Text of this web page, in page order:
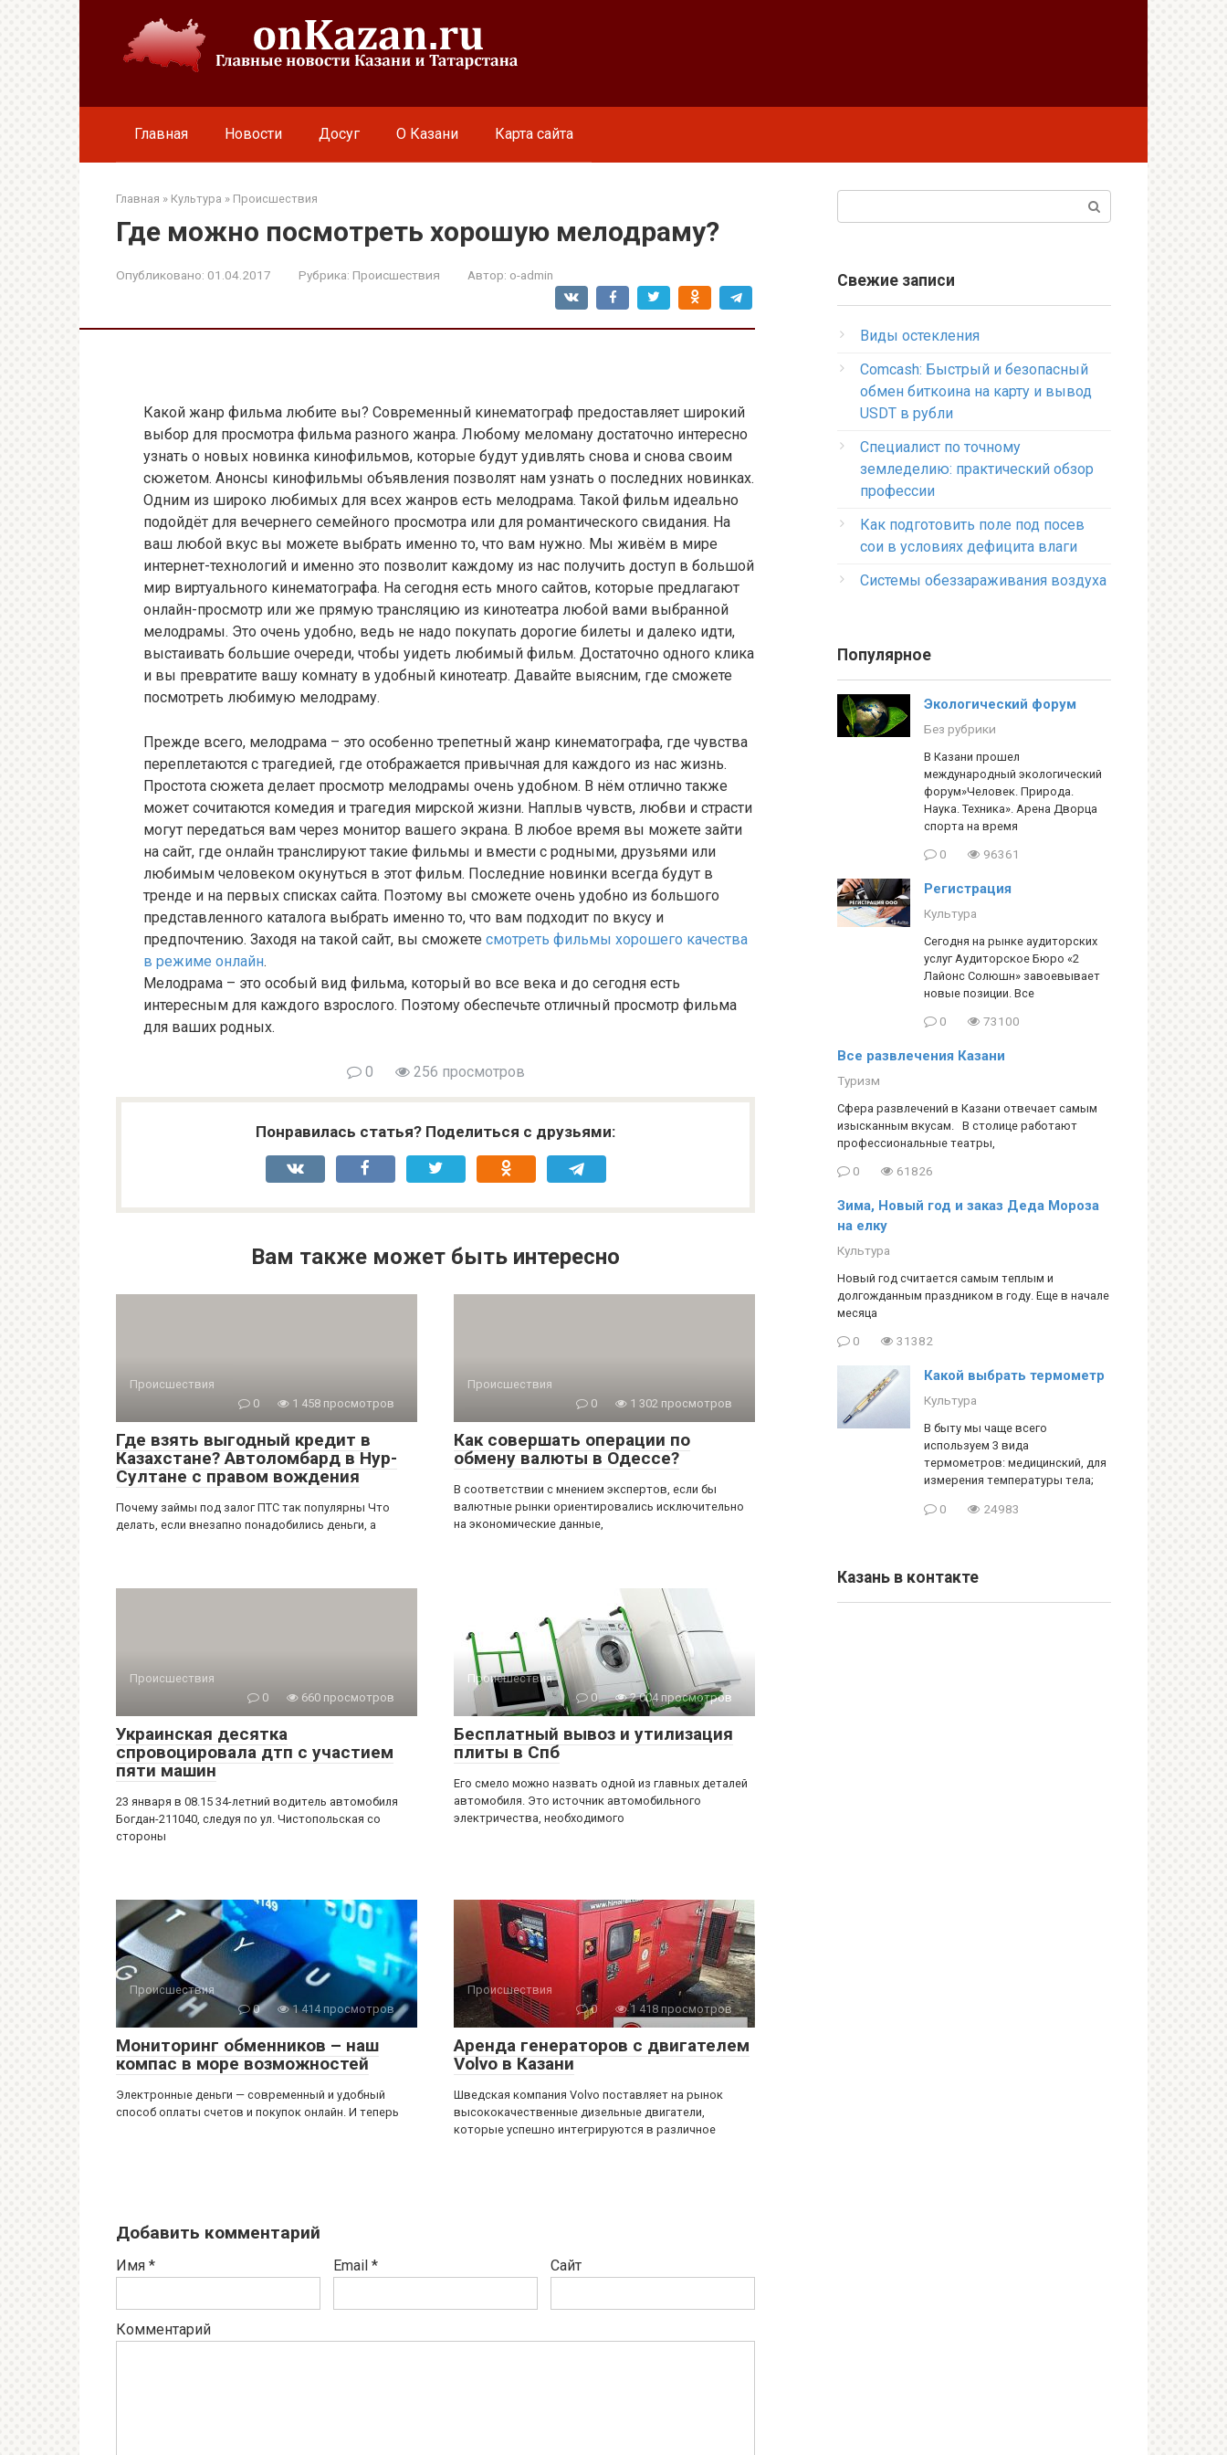
Главная Новости Досуг О Казани Карта сайта
Главная » Культура » Происшествия
Где можно посмотреть хорошую мелодраму?
Опубликовано: 01.04.2017 Рубрика: Происшествия Автор: o-admin
Какой жанр фильма любите вы? Современный кинематограф предоставляет широкий
выбор для просмотра фильма разного жанра. Любому меломану достаточно интересно
узнать о новых новинка кинофильмов, которые будут удивлять снова и снова своим
сюжетом. Анонсы кинофильмы объявления позволят нам узнать о последних новинках.
Одним из широко любимых для всех жанров есть мелодрама. Такой фильм идеально
подойдёт для вечернего семейного просмотра или для романтического свидания. На
ваш любой вкус вы можете выбрать именно то, что вам нужно. Мы живём в мире
интернет-технологий и именно это позволит каждому из нас получить доступ в большой
мир виртуального кинематографа. На сегодня есть много сайтов, которые предлагают
онлайн-просмотр или же прямую трансляцию из кинотеатра любой вами выбранной
мелодрамы. Это очень удобно, ведь не надо покупать дорогие билеты и далеко идти,
выстаивать большие очереди, чтобы уидеть любимый фильм. Достаточно одного клика
и вы превратите вашу комнату в удобный кинотеатр. Давайте выясним, где сможете
посмотреть любимую мелодраму.
Прежде всего, мелодрама – это особенно трепетный жанр кинематографа, где чувства
переплетаются с трагедией, где отображается привычная для каждого из нас жизнь.
Простота сюжета делает просмотр мелодрамы очень удобном. В нём отлично также
может сочитаются комедия и трагедия мирской жизни. Наплыв чувств, любви и страсти
могут передаться вам через монитор вашего экрана. В любое время вы можете зайти
на сайт, где онлайн транслируют такие фильмы и вмести с родными, друзьями или
любимым человеком окунуться в этот фильм. Последние новинки всегда будут в
тренде и на первых списках сайта. Поэтому вы сможете очень удобно из большого
представленного каталога выбрать именно то, что вам подходит по вкусу и
предпочтению. Заходя на такой сайт, вы сможете смотреть фильмы хорошего качества
в режиме онлайн.
Мелодрама – это особый вид фильма, который во все века и до сегодня есть
интересным для каждого взрослого. Поэтому обеспечьте отличный просмотр фильма
для ваших родных.
0 256 просмотров
Понравилась статья? Поделиться с друзьями:
Вам также может быть интересно
Происшествия
0
1 458 просмотров
Где взять выгодный кредит в
Казахстане? Автоломбард в Нур-
Султане с правом вождения
Почему займы под залог ПТС так популярны Что
делать, если внезапно понадобились деньги, а
Происшествия
0
1 302 просмотров
Как совершать операции по
обмену валюты в Одессе?
В соответствии с мнением экспертов, если бы
валютные рынки ориентировались исключительно
на экономические данные,
Происшествия
0
660 просмотров
Украинская десятка
спровоцировала дтп с участием
пяти машин
23 января в 08.15 34-летний водитель автомобиля
Богдан-211040, следуя по ул. Чистопольская со
стороны
Происшествия
0
2 004 просмотров
Бесплатный вывоз и утилизация
плиты в Спб
Его смело можно назвать одной из главных деталей
автомобиля. Это источник автомобильного
электричества, необходимого
Происшествия
0
1 414 просмотров
Мониторинг обменников – наш
компас в море возможностей
Электронные деньги — современный и удобный
способ оплаты счетов и покупок онлайн. И теперь
Происшествия
0
1 418 просмотров
Аренда генераторов с двигателем
Volvo в Казани
Шведская компания Volvo поставляет на рынок
высококачественные дизельные двигатели,
которые успешно интегрируются в различное
Добавить комментарий
Имя * Email * Сайт
Комментарий
Свежие записи
Виды остекления
Comcash: Быстрый и безопасный
обмен биткоина на карту и вывод
USDT в рубли
Специалист по точному
земледелию: практический обзор
профессии
Как подготовить поле под посев
сои в условиях дефицита влаги
Системы обеззараживания воздуха
Популярное
Экологический форум
Без рубрики
В Казани прошел
международный экологический
форум»Человек. Природа.
Наука. Техника». Арена Дворца
спорта на время
0 96361
Регистрация
Культура
Сегодня на рынке аудиторских
услуг Аудиторское Бюро «2
Лайонс Солюшн» завоевывает
новые позиции. Все
0 73100
Все развлечения Казани
Туризм
Сфера развлечений в Казани отвечает самым
изысканным вкусам. В столице работают
профессиональные театры,
0 61826
Зима, Новый год и заказ Деда Мороза
на елку
Культура
Новый год считается самым теплым и
долгожданным праздником в году. Еще в начале
месяца
0 31382
Какой выбрать термометр
Культура
В быту мы чаще всего
используем 3 вида
термометров: медицинский, для
измерения температуры тела;
0 24983
Казань в контакте